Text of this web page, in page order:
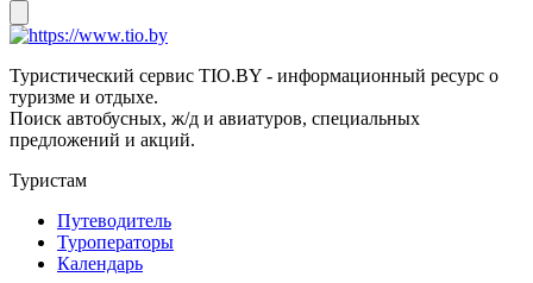
Туристический сервис TIO.BY - информационный ресурс о
туризме и отдыхе.
Поиск автобусных, ж/д и авиатуров, специальных
предложений и акций.
Туристам
Путеводитель
Туроператоры
Календарь